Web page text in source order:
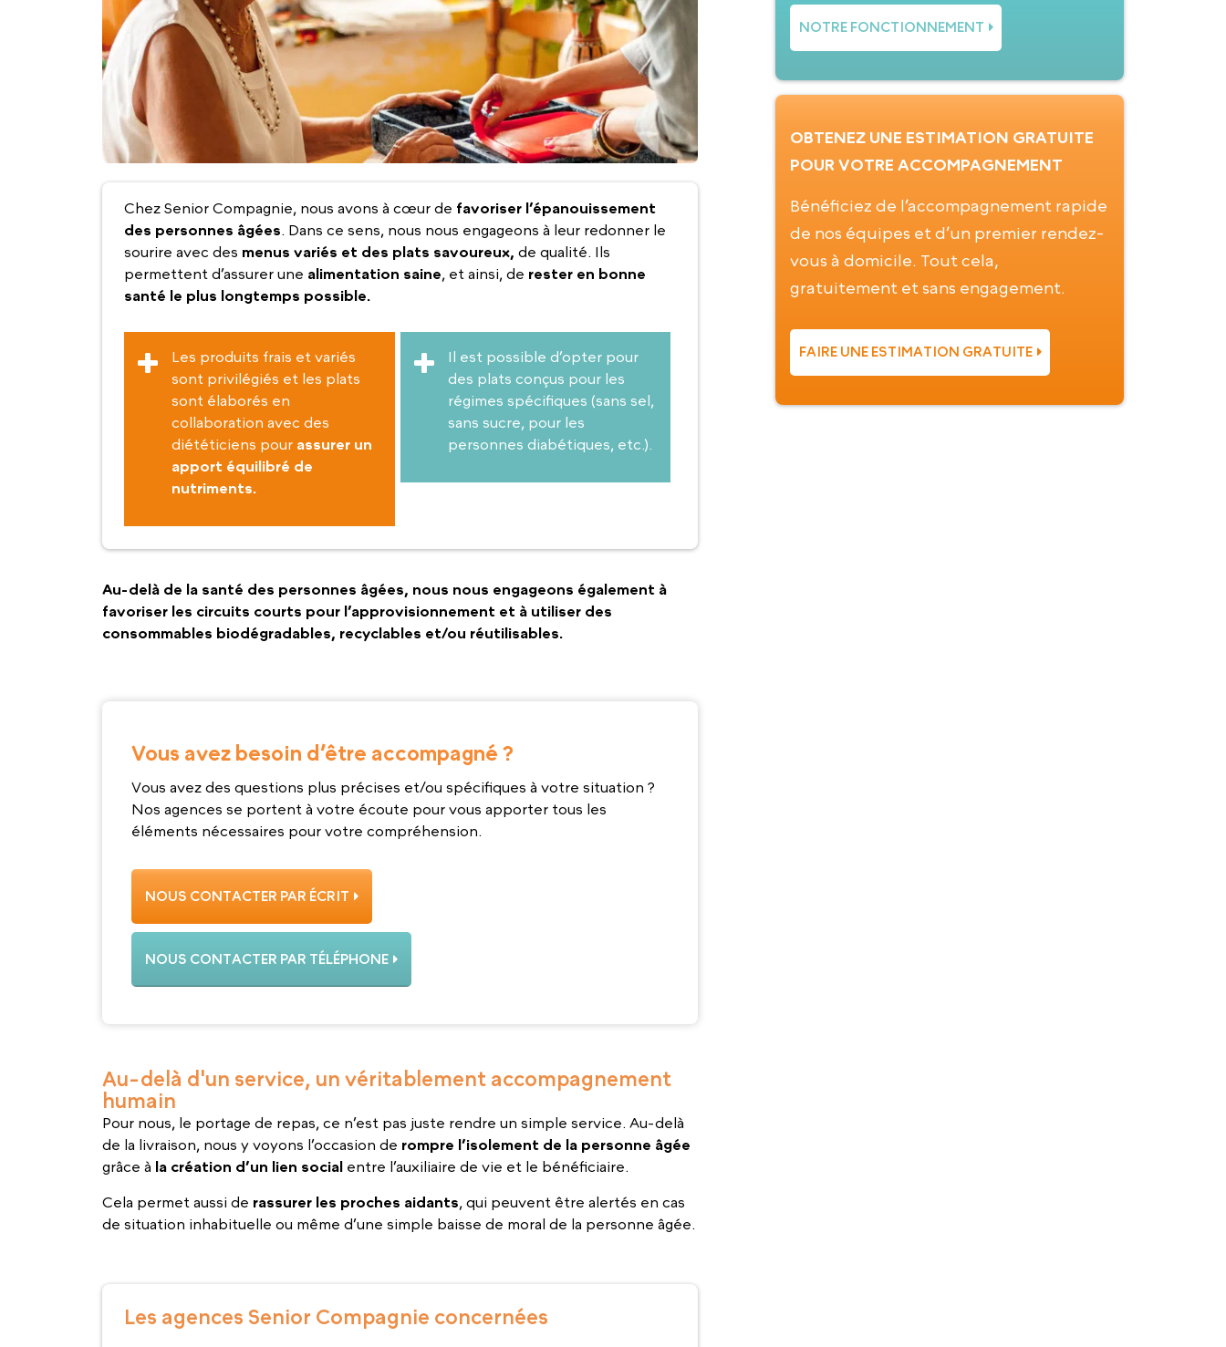
Chez Senior Compagnie, nous avons à cœur de favoriser l’épanouissement
des personnes âgées. Dans ce sens, nous nous engageons à leur redonner le
sourire avec des menus variés et des plats savoureux, de qualité. Ils
permettent d’assurer une alimentation saine, et ainsi, de rester en bonne
santé le plus longtemps possible.
Les produits frais et variés
sont privilégiés et les plats
sont élaborés en
collaboration avec des
diététiciens pour assurer un
apport équilibré de
nutriments.
Il est possible d’opter pour
des plats conçus pour les
régimes spécifiques (sans sel,
sans sucre, pour les
personnes diabétiques, etc.).
Au-delà de la santé des personnes âgées, nous nous engageons également à
favoriser les circuits courts pour l’approvisionnement et à utiliser des
consommables biodégradables, recyclables et/ou réutilisables.
Vous avez besoin d’être accompagné ?
Vous avez des questions plus précises et/ou spécifiques à votre situation ?
Nos agences se portent à votre écoute pour vous apporter tous les
éléments nécessaires pour votre compréhension.
NOUS CONTACTER PAR ÉCRIT
NOUS CONTACTER PAR TÉLÉPHONE
Au-delà d'un service, un véritablement accompagnement
humain
Pour nous, le portage de repas, ce n’est pas juste rendre un simple service. Au-delà
de la livraison, nous y voyons l’occasion de rompre l’isolement de la personne âgée
grâce à la création d’un lien social entre l’auxiliaire de vie et le bénéficiaire.
Cela permet aussi de rassurer les proches aidants, qui peuvent être alertés en cas
de situation inhabituelle ou même d’une simple baisse de moral de la personne âgée.
Les agences Senior Compagnie concernées
NOTRE FONCTIONNEMENT
OBTENEZ UNE ESTIMATION GRATUITE
POUR VOTRE ACCOMPAGNEMENT
Bénéficiez de l’accompagnement rapide
de nos équipes et d’un premier rendez-
vous à domicile. Tout cela,
gratuitement et sans engagement.
FAIRE UNE ESTIMATION GRATUITE